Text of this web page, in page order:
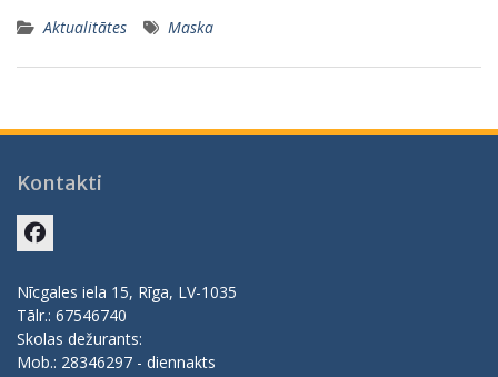
Aktualitātes Maska
Kontakti
Nīcgales iela 15, Rīga, LV-1035
Tālr.: 67546740
Skolas dežurants:
Mob.: 28346297 - diennakts